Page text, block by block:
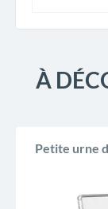
À
Petite urne